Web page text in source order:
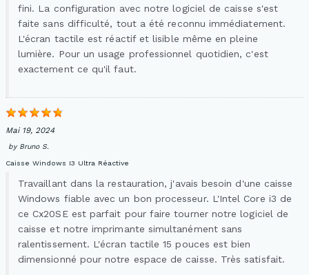
fini. La configuration avec notre logiciel de caisse s'est
faite sans difficulté, tout a été reconnu immédiatement.
L'écran tactile est réactif et lisible même en pleine
lumière. Pour un usage professionnel quotidien, c'est
exactement ce qu'il faut.
Mai 19, 2024
by Bruno S.
Caisse Windows I3 Ultra Réactive
Travaillant dans la restauration, j'avais besoin d'une caisse
Windows fiable avec un bon processeur. L'Intel Core i3 de
ce Cx20SE est parfait pour faire tourner notre logiciel de
caisse et notre imprimante simultanément sans
ralentissement. L'écran tactile 15 pouces est bien
dimensionné pour notre espace de caisse. Très satisfait.